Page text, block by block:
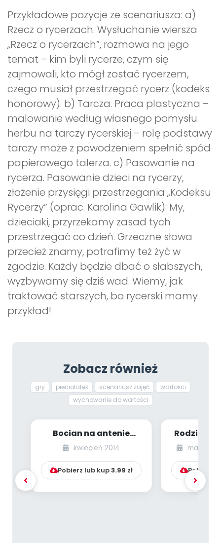
Przykładowe pozycje ze scenariusza: a)
Rzecz o rycerzach. Wysłuchanie wiersza
„Rzecz o rycerzach”, rozmowa na jego
temat – kim byli rycerze, czym się
zajmowali, kto mógł zostać rycerzem,
czego musiał przestrzegać rycerz (kodeks
honorowy). b) Tarcza. Praca plastyczna –
malowanie według własnego pomysłu
herbu na tarczy rycerskiej – rolę podstawy
tarczy może z powodzeniem spełnić spód
papierowego talerza. c) Pasowanie na
rycerza. Pasowanie dzieci na rycerzy,
złożenie przysięgi przestrzegania „Kodeksu
Rycerzy” (oprac. Karolina Gawlik): My,
dzieciaki, przyrzekamy zasad tych
przestrzegać co dzień. Grzeczne słowa
przecież znamy, potrafimy też żyć w
zgodzie. Każdy będzie dbać o słabszych,
wyzbywamy się dziś wad. Wiemy, jak
traktować starszych, bo rycerski mamy
przykład!
Zobacz również
gry pięciolatek scenariusz zajęć
wartości
wychowanie do wartości
Bocian na antenie
Radia Smyk SM
(Baśniowa Kapela)
kwiecień 2014
Pobierz lub kup3.99 zł
Rodzinne
magazyn
Pobierz